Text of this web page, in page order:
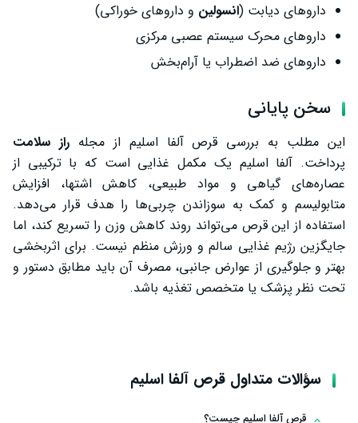
داروهای دیابت (انسولین و داروهای خوراکی)
داروهای محرک سیستم عصبی مرکزی
داروهای ضد اضطراب یا آرام‌بخش
سخن پایانی
این مطلب به بررسی قرص آلفا اسلیم از مجلهراز سلامت
پرداخت. آلفا اسلیم یک مکمل غذایی است که با ترکیبی از
عصاره‌های گیاهی و مواد طبیعی، کاهش اشتها، افزایش
متابولیسم و کمک به سوزاندن چربی‌ها را هدف قرار می‌دهد.
استفاده از این قرص می‌تواند روند کاهش وزن را تسریع کند، اما
جایگزین رژیم غذایی سالم و ورزش منظم نیست. برای اثربخشی
بهتر و جلوگیری از عوارض جانبی، مصرف آن باید مطابق دستور و
تحت نظر پزشک یا متخصص تغذیه باشد.
سؤالات متداول قرص آلفا اسلیم
قرص آلفا اسلیم چیست؟